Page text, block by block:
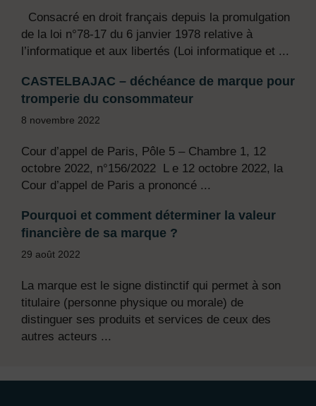
Consacré en droit français depuis la promulgation
de la loi n°78-17 du 6 janvier 1978 relative à
l’informatique et aux libertés (Loi informatique et ...
CASTELBAJAC – déchéance de marque pour
tromperie du consommateur
8 novembre 2022
Cour d’appel de Paris, Pôle 5 – Chambre 1, 12
octobre 2022, n°156/2022 L e 12 octobre 2022, la
Cour d’appel de Paris a prononcé ...
Pourquoi et comment déterminer la valeur
financière de sa marque ?
29 août 2022
La marque est le signe distinctif qui permet à son
titulaire (personne physique ou morale) de
distinguer ses produits et services de ceux des
autres acteurs ...